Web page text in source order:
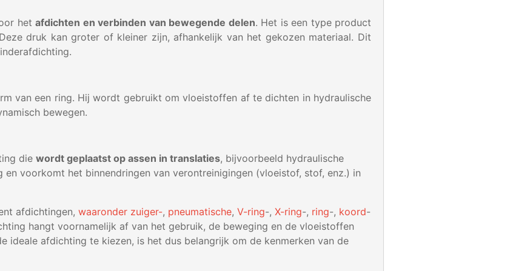
het afdichten en verbinden van bewegende delen. Het is een type product
druk kan groter of kleiner zijn, afhankelijk van het gekozen materiaal. Dit
van een ring. Hij wordt gebruikt om vloeistoffen af te dichten in hydraulische
bewegen.
die wordt geplaatst op assen in translaties, bijvoorbeeld hydraulische
voorkomt het binnendringen van verontreinigingen (vloeistof, stof, enz.) in
afdichtingen, waaronder zuiger-, pneumatische, V-ring-, X-ring-, ring-, koord-
hangt voornamelijk af van het gebruik, de beweging en de vloeistoffen
ideale afdichting te kiezen, is het dus belangrijk om de kenmerken van de